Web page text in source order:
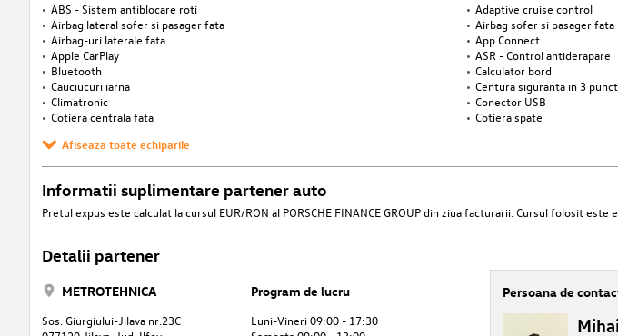
ABS - Sistem antiblocare roti
Adaptive cruise control
Airbag lateral sofer si pasager fata
Airbag sofer si pasager fata
Airbag-uri laterale fata
App Connect
Apple CarPlay
ASR - Control antiderapare
Bluetooth
Calculator bord
Cauciucuri iarna
Centura siguranta in 3
Climatronic
Conector USB
Cotiera centrala fata
Cotiera spate
Afiseaza toate echiparile
Informatii suplimentare partener auto
Pretul expus este calculat la cursul EUR/RON al PORSCHE FINANCE GROUP din ziua facturarii. Cursul folosit
Detalii partener
METROTEHNICA
Sos. Giurgiului-Jilava nr.23C
Program de lucru
Luni-Vineri 09:00 - 17:30
Persoana de